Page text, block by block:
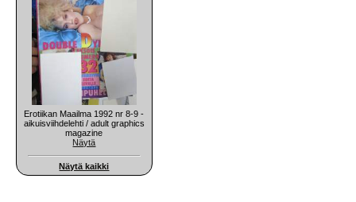
Erotiikan Maailma 1992 nr 8-9 -
aikuisviihdelehti / adult graphics
magazine
Näytä
Näytä kaikki